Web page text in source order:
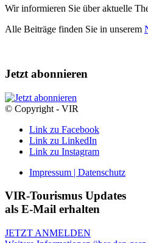
Wir informieren Sie über aktuelle
Alle Beiträge finden Sie in unserem
Jetzt abonnieren
© Copyright - VIR
Link zu Facebook
Link zu LinkedIn
Link zu Instagram
Impressum | Datenschutz
VIR-Tourismus Updates
als E-Mail erhalten
JETZT ANMELDEN